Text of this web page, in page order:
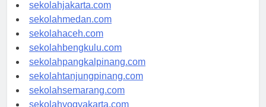
sekolahjakarta.com
sekolahmedan.com
sekolahaceh.com
sekolahbengkulu.com
sekolahpangkalpinang.com
sekolahtanjungpinang.com
sekolahsemarang.com